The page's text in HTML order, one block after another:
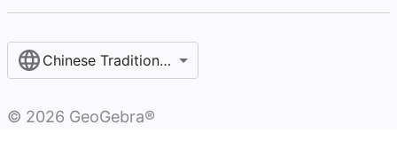
Chinese Traditional / 繁體中文
© 2026 GeoGebra®